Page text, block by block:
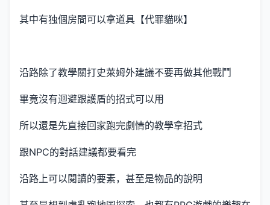
其中有独個房間可以拿道具【代罪貓咪】
沿路除了教學關打史萊姆外建議不要再做其他戰鬥
畢竟沒有迴避跟護盾的招式可以用
所以還是先直接回家跑完劇情的教學拿招式
跟NPC的對話建議都要看完
沿路上可以閱讀的要素，甚至是物品的說明